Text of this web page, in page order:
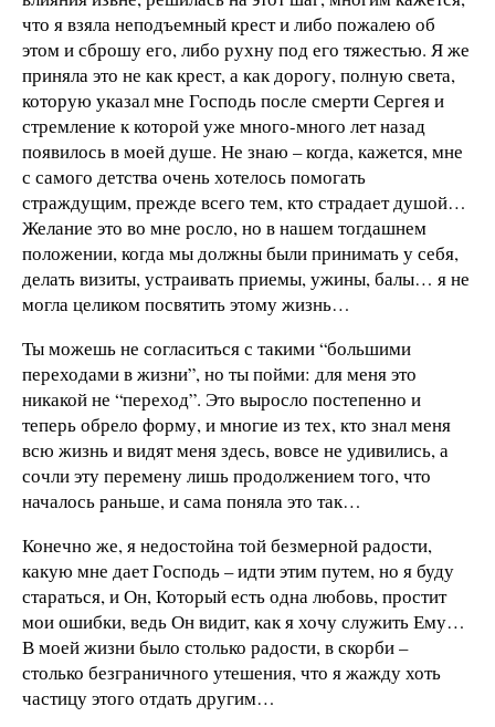
что я взяла неподъемный крест и либо пожалею об
этом и сброшу его, либо рухну под его тяжестью. Я же
приняла это не как крест, а как дорогу, полную света,
которую указал мне Господь после смерти Сергея и
стремление к которой уже много-много лет назад
появилось в моей душе. Не знаю – когда, кажется, мне
с самого детства очень хотелось помогать
страждущим, прежде всего тем, кто страдает душой…
Желание это во мне росло, но в нашем тогдашнем
положении, когда мы должны были принимать у себя,
делать визиты, устраивать приемы, ужины, балы… я не
могла целиком посвятить этому жизнь…
Ты можешь не согласиться с такими “большими
переходами в жизни”, но ты пойми: для меня это
никакой не “переход”. Это выросло постепенно и
теперь обрело форму, и многие из тех, кто знал меня
всю жизнь и видят меня здесь, вовсе не удивились, а
сочли эту перемену лишь продолжением того, что
началось раньше, и сама поняла это так…
Конечно же, я недостойна той безмерной радости,
какую мне дает Господь – идти этим путем, но я буду
стараться, и Он, Который есть одна любовь, простит
мои ошибки, ведь Он видит, как я хочу служить Ему…
В моей жизни было столько радости, в скорби –
столько безграничного утешения, что я жажду хоть
частицу этого отдать другим…